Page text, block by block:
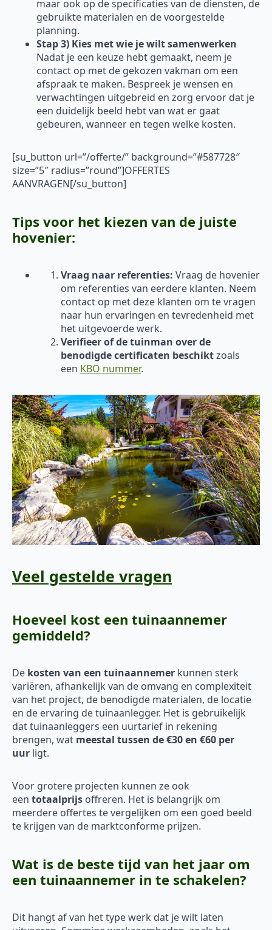
maar ook op de specificaties van de diensten, de
gebruikte materialen en de voorgestelde
planning.
Stap 3) Kies met wie je wilt samenwerken
Nadat je een keuze hebt gemaakt, neem je
contact op met de gekozen vakman om een
afspraak te maken. Bespreek je wensen en
verwachtingen uitgebreid en zorg ervoor dat je
een duidelijk beeld hebt van wat er gaat
gebeuren, wanneer en tegen welke kosten.
[su_button url=”/offerte/” background=”#587728″
size=”5″ radius=”round”]OFFERTES
AANVRAGEN[/su_button]
Tips voor het kiezen van de juiste
hovenier:
Vraag naar referenties: Vraag de hovenier
om referenties van eerdere klanten. Neem
contact op met deze klanten om te vragen
naar hun ervaringen en tevredenheid met
het uitgevoerde werk.
Verifieer of de tuinman over de
benodigde certificaten beschiktzoals
een KBO nummer.
Veel gestelde vragen
Hoeveel kost een tuinaannemer
gemiddeld?
De kosten van een tuinaannemer kunnen sterk
variëren, afhankelijk van de omvang en complexiteit
van het project, de benodigde materialen, de locatie
en de ervaring de tuinaanlegger. Het is gebruikelijk
dat tuinaanleggers een uurtarief in rekening
brengen, wat meestal tussen de €30 en €60 per
uur ligt.
Voor grotere projecten kunnen ze ook
een totaalprijs offreren. Het is belangrijk om
meerdere offertes te vergelijken om een goed beeld
te krijgen van de marktconforme prijzen.
Wat is de beste tijd van het jaar om
een tuinaannemer in te schakelen?
Dit hangt af van het type werk dat je wilt laten